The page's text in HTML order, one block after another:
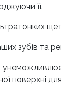
її.
зубів та
поверхні